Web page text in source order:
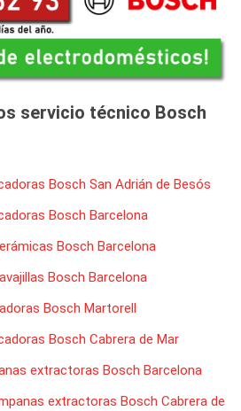
servicio técnico Bosch
Bosch San Adrián de Besós
Bosch Barcelona
Bosch Barcelona
Bosch Barcelona
Bosch Martorell
Bosch Cabrera de Mar
extractoras Bosch Barcelona
extractoras Bosch Cabrera de